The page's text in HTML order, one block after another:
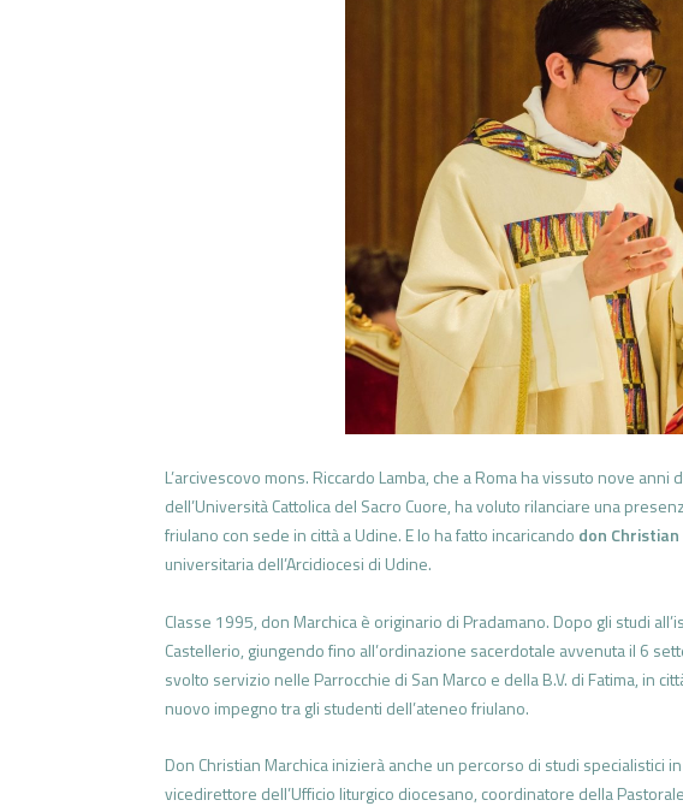
L’arcivescovo mons. Riccardo Lamba, che a Roma ha vissuto nove
dell’Università Cattolica del Sacro Cuore, ha voluto rilanciare una
friulano con sede in città a Udine. E lo ha fatto incaricando don
universitaria dell’Arcidiocesi di Udine.
Classe 1995, don Marchica è originario di Pradamano. Dopo gli studi
Castellerio, giungendo fino all’ordinazione sacerdotale avvenuta il 6
svolto servizio nelle Parrocchie di San Marco e della B.V. di Fatima, in
nuovo impegno tra gli studenti dell’ateneo friulano.
Don Christian Marchica inizierà anche un percorso di studi specialistici
vicedirettore dell’Ufficio liturgico diocesano, coordinatore della